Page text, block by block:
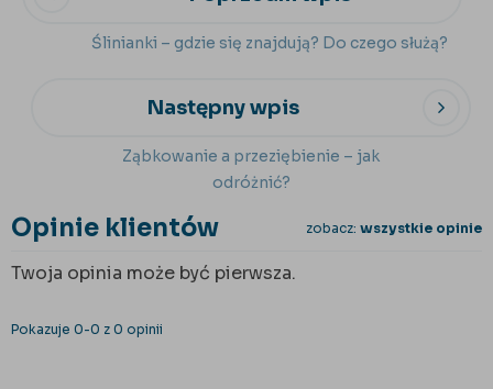
Ślinianki – gdzie się znajdują? Do czego służą?
Następny wpis
Ząbkowanie a przeziębienie – jak
odróżnić?
Opinie klientów zobacz: wszystkie opinie
Twoja opinia może być pierwsza.
Pokazuje 0-0 z 0 opinii